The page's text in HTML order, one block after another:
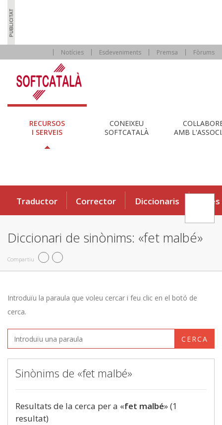
Notícies Esdeveniments Premsa Fòrums
RECURSOS
I SERVEIS
CONEIXEU
SOFTCATALÀ
AMB
Traductor Corrector Diccionaris Eines
Diccionari de sinònims: «fet malbé»
Compartiu
Introduïu la paraula que voleu cercar i feu clic en el botó de
cerca.
CERCA
Sinònims de «fet malbé»
Resultats de la cerca per a «fet malbé» (1
resultat)